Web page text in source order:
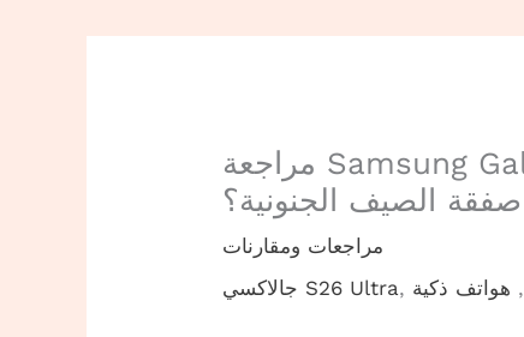
مراجعة Samsung Galaxy S26 Ultra — هل تستحق
صفقة الصيف الجنونية؟
مراجعات ومقارنات
جالاكسي S26 Ultra, , هواتف ذكية